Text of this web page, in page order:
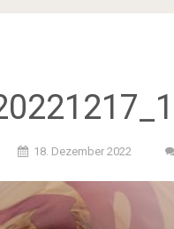
18. Dezember 2022